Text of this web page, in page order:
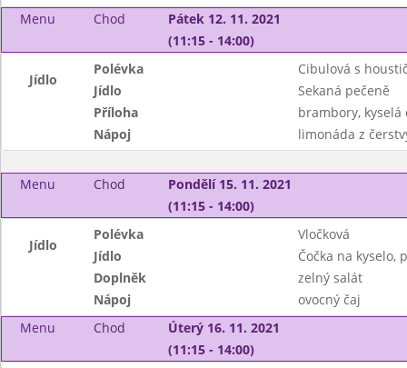
Menu
Chod
Pátek 12. 11. 2021
(11:15 - 14:00)
Jídlo
Polévka
Cibulová s
Jídlo
Sekaná pečeně
Příloha
brambory, kyselá
Nápoj
limonáda z
Menu Chod
Pondělí 15. 11. 2021
(11:15 - 14:00)
Jídlo
Polévka
Vločková
Jídlo
Čočka na kyselo,
Doplněk
zelný salát
Nápoj
ovocný čaj
Menu
Chod
Úterý 16. 11. 2021
(11:15 - 14:00)